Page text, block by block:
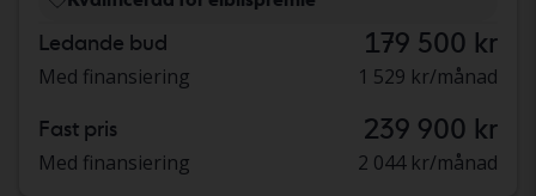
Ledande bud 179 500 kr
Med finansiering 1 529 kr/månad
Fast pris 239 900 kr
Med finansiering 2 044 kr/månad